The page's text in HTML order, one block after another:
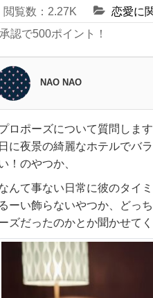
閲覧数：2.27K 恋愛に
承認で500ポイント！
NAO NAO
プ
ー
に
ロポーズについて質問しま
日に夜景の綺麗なホテルでバ
！のやつか、
んて事ない日常に彼のタイ
るーい飾らないやつか、どっ
ズだったのかとか聞かせて